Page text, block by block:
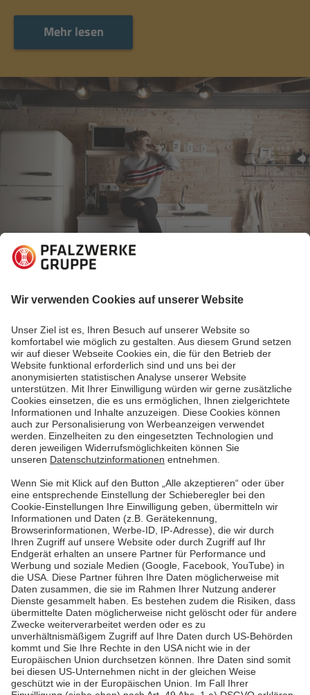
Mehr lesen
Energiewelt verstehen
Energiespartipps - das bisschen Haushalt?
Energie sparen geht auch in der Küche - und zwar
ziemlich einfach! Mit unseren Energiespartipps kein
Problem. Wir versprechen: Dein Essen bleibt lecker.
Und du sparst Geld!
Mehr lesen
Mehr lesen
Pfalzwerke
Über uns & Autoren
Datenschutz
Impressum